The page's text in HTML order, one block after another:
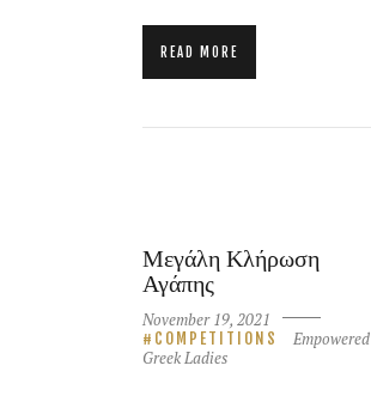
READ MORE
Μεγάλη Κλήρωση
Αγάπης
November 19, 2021
COMPETITIONS
Empowered
Greek Ladies